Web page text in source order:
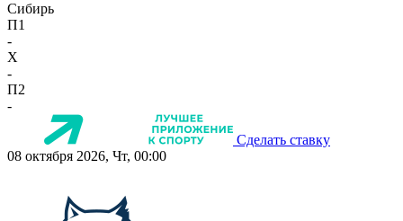
Сибирь
П1
-
X
-
П2
-
Сделать ставку
08 октября 2026, Чт, 00:00